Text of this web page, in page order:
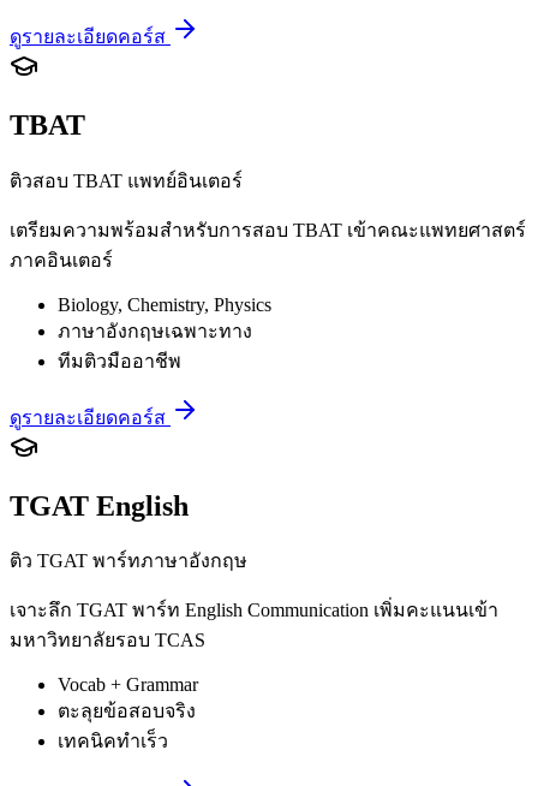
ดูรายละเอียดคอร์ส
TBAT
ติวสอบ TBAT แพทย์อินเตอร์
เตรียมความพร้อมสำหรับการสอบ TBAT เข้าคณะแพทยศาสตร์
ภาคอินเตอร์
Biology, Chemistry, Physics
ภาษาอังกฤษเฉพาะทาง
ทีมติวมืออาชีพ
ดูรายละเอียดคอร์ส
TGAT English
ติว TGAT พาร์ทภาษาอังกฤษ
เจาะลึก TGAT พาร์ท English Communication เพิ่มคะแนนเข้า
มหาวิทยาลัยรอบ TCAS
Vocab + Grammar
ตะลุยข้อสอบจริง
เทคนิคทำเร็ว